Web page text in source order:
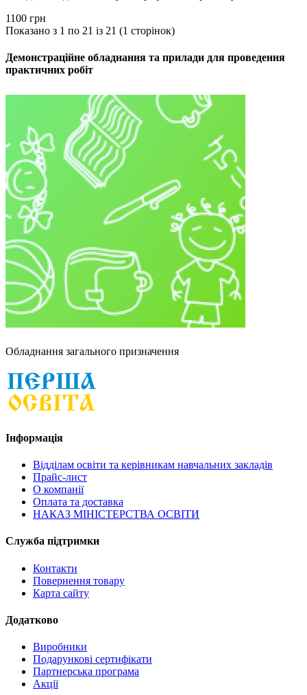
1100 грн
Показано з 1 по 21 із 21 (1 сторінок)
Демонстраційне обладнання та прилади для проведення
практичних робiт
Обладнання загального призначення
Інформація
Відділам освіти та керівникам навчальних закладів
Прайс-лист
О компанії
Оплата та доставка
НАКАЗ МІНІСТЕРСТВА ОСВІТИ
Служба підтримки
Контакти
Повернення товару
Карта сайту
Додатково
Виробники
Подарункові сертифікати
Партнерська програма
Акції